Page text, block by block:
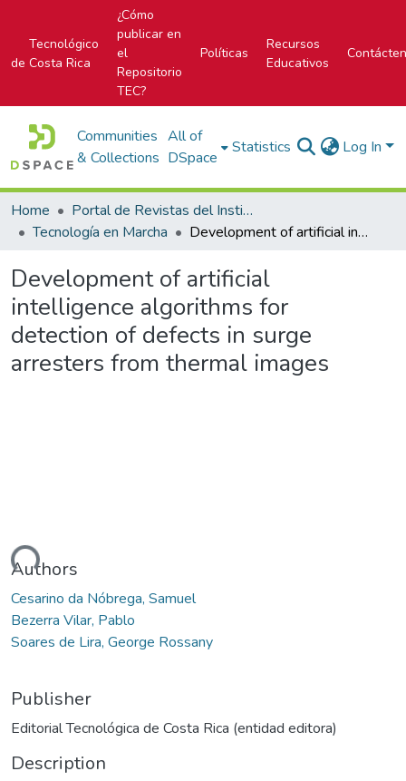
Tecnológico
de Costa Rica
¿Cómo
publicar en
el
Repositorio
TEC?
Políticas
Recursos
Educativos
Communities
& Collections
All of
DSpace
Statistics Log In
Home
Portal de Revistas del Instituto Tecnológico de Costa Rica
Tecnología en Marcha
Development of artificial intelligence algorithms for detection of defects in surge arresters from thermal images
Development of artificial
intelligence algorithms for
detection of defects in surge
arresters from thermal images
Authors
Cesarino da Nóbrega, Samuel
Bezerra Vilar, Pablo
Soares de Lira, George Rossany
Publisher
Editorial Tecnológica de Costa Rica (entidad editora)
Description